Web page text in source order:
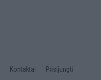
Kontaktai Prisijungti